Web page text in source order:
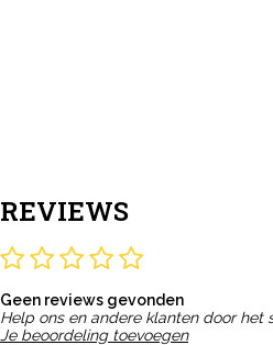
REVIEWS
Geen reviews gevonden
Help ons en andere klanten door het
Je beoordeling toevoegen